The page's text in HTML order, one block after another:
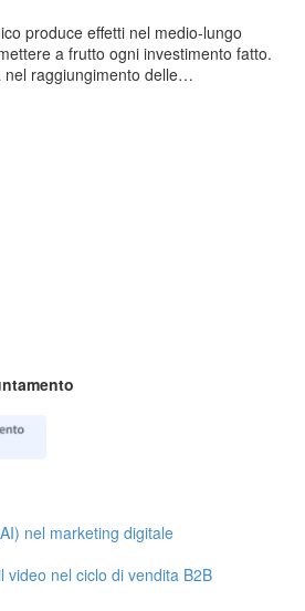
produce effetti nel medio-lungo
a frutto ogni investimento fatto.
nel raggiungimento delle…
nel marketing digitale
nel ciclo di vendita B2B